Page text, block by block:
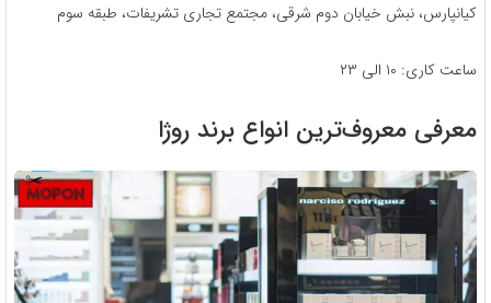
کیانپارس، نبش خیابان دوم شرقی، مجتمع تجاری تشریفات، طبقه سوم
ساعت کاری: ۱۰ الی ۲۳
معرفی معروف‌ترین انواع برند روژا